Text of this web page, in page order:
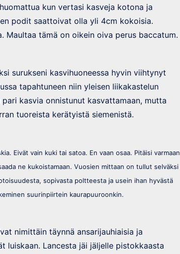
kun vertasi kasveja kotona ja
podit saattoivat olla yli 4cm kokoisia.
Maultaa tämä on oikein oiva perus baccatum.
surukseni kasvihuoneessa hyvin viihtynyt
tapahtuneen niin yleisen liikakastelun
kasvia onnistunut kasvattamaan, mutta
tuoreista kerätyistä siemenistä.
Eivät vain kuki tai satoa. En vaan osaa. Pitäisi varmaan
ne kukoistamaan. Vuosien mittaan on tullut selväksi
sopivasta poltteesta ja usein ihan hyvästä
suurinpiirtein kaurapuuroonkin.
nimittäin täynnä ansarijauhiaisia ja
luiskaan. Lancesta jäi jäljelle pistokkaasta